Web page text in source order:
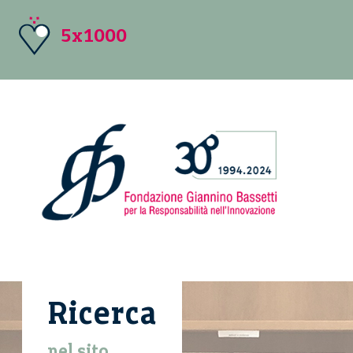
5x1000
Ricerca